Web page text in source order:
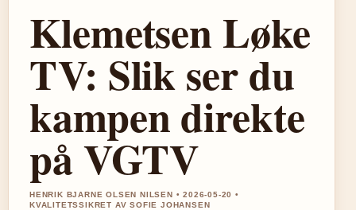
Klemetsen Løke
TV: Slik ser du
kampen direkte
på VGTV
HENRIK BJARNE OLSEN NILSEN • 2026-05-20 •
KVALITETSSIKRET AV SOFIE JOHANSEN